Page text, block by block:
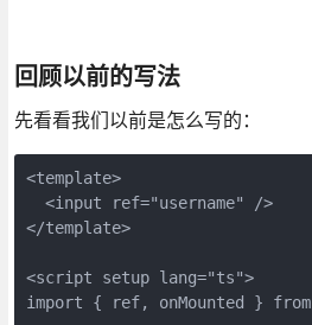
回顾以前的写法
先看看我们以前是怎么写的：
<template>
  <input ref="username" />
</template>
<script setup lang="ts">
import { ref, onMounted }